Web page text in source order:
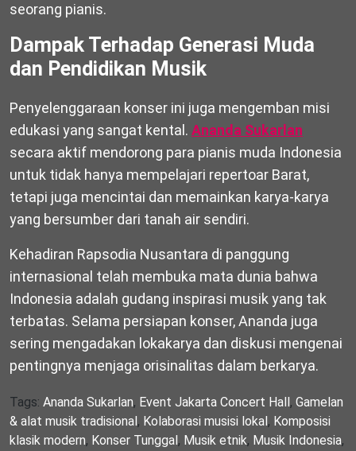
seorang pianis.
Dampak Terhadap Generasi Muda
dan Pendidikan Musik
Penyelenggaraan konser ini juga mengemban misi
edukasi yang sangat kental. Ananda Sukarlan
secara aktif mendorong para pianis muda Indonesia
untuk tidak hanya mempelajari repertoar Barat,
tetapi juga mencintai dan memainkan karya-karya
yang bersumber dari tanah air sendiri.
Kehadiran Rapsodia Nusantara di panggung
internasional telah membuka mata dunia bahwa
Indonesia adalah gudang inspirasi musik yang tak
terbatas. Selama persiapan konser, Ananda juga
sering mengadakan lokakarya dan diskusi mengenai
pentingnya menjaga orisinalitas dalam berkarya.
Tags: Ananda Sukarlan, Event Jakarta Concert Hall , Gamelan
& alat musik tradisional , Kolaborasi musisi lokal , Komposisi
klasik modern, Konser Tunggal , Musik etnik, Musik Indonesia,